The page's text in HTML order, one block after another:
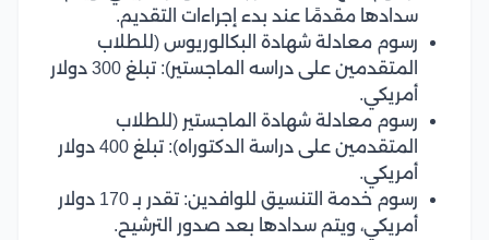
سدادها مقدمًا عند بدء إجراءات التقديم.
رسوم معادلة شهادة البكالوريوس (للطلاب
المتقدمين على دراسه الماجستير): تبلغ 300 دولار
أمريكي.
رسوم معادلة شهادة الماجستير (للطلاب
المتقدمين على دراسة الدكتوراه): تبلغ 400 دولار
أمريكي.
رسوم خدمة التنسيق للوافدين: تقدر بـ 170 دولار
أمريكي، ويتم سدادها بعد صدور الترشيح.